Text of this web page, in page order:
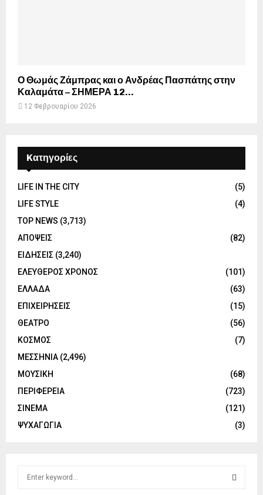
Ο Θωμάς Ζάμπρας και ο Ανδρέας Πασπάτης στην
Καλαμάτα – ΣΗΜΕΡΑ 12...
12 Φεβρουαρίου 2026
Kατηγορίες
LIFE IN THE CITY
(5)
LIFE STYLE
(4)
TOP NEWS (3,713)
ΑΠΟΨΕΙΣ
(82)
ΕΙΔΗΣΕΙΣ (3,240)
ΕΛΕΥΘΕΡΟΣ ΧΡΟΝΟΣ
(101)
ΕΛΛΑΔΑ
(63)
ΕΠΙΧΕΙΡΗΣΕΙΣ
(15)
ΘΕΑΤΡΟ
(56)
ΚΟΣΜΟΣ
(7)
ΜΕΣΣΗΝΙΑ (2,496)
ΜΟΥΣΙΚΗ
(68)
ΠΕΡΙΦΕΡΕΙΑ
(723)
ΣΙΝΕΜΑ
(121)
ΨΥΧΑΓΩΓΙΑ
(3)